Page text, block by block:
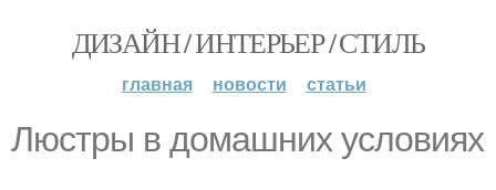
ДИЗАЙН / ИНТЕРЬЕР / СТИЛЬ
главная новости статьи
Люстры в домашних условиях